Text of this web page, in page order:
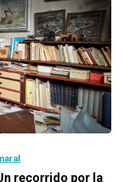
recorrido por la